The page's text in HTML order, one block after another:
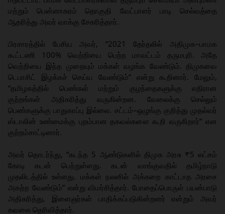
மற்றும் பென்னாகரம் தொகுதி வேட்பாளர் பாடி செல்வத்தை
ஆதரித்து அவர் வாக்கு சேகரித்தார்.
பிரசாரத்தில் பேசிய அவர், “2021 தேர்தலில் அதிமுக–பாமக
கூட்டணி 100% வெற்றியை பெற்ற மாவட்டம் தருமபுரி. அதே
வெற்றியை இந்த முறையும் மக்கள் வழங்க வேண்டும். திமுகவை
டெபாசிட் இழக்கச் செய்ய வேண்டும்” என்று கூறினார். மேலும்,
“தமிழகத்தில் பெண்கள் மற்றும் குழந்தைகளுக்கு எதிரான
குற்றங்கள் அதிகரித்து வருகின்றன. வேலைக்கு செல்லும்
பெண்களுக்கு பாதுகாப்பு இல்லை. சட்டம்–ஒழுங்கு குறித்து முதல்வர்
ஸ்டாலின் உண்மைக்கு புறம்பான தகவல்களை கூறி வருகிறார்” என
குற்றம்சாட்டினார்.
அவர் தொடர்ந்து, “கடந்த 5 ஆண்டுகளில் திமுக அரசு ₹5 லட்சம்
கோடி கடன் பெற்றுள்ளது. கடன் வாங்குவதில் தமிழ்நாடு
முதலிடத்தில் உள்ளது. மக்கள் நலனில் அக்கறை காட்டாத அரசை
அகற்ற வேண்டும்” என்று விமர்சித்தார். போதைப்பொருள் பயன்பாடு
அதிகரித்து, இளைஞர்கள் பாதிக்கப்படுகின்றனர் என்றும் அவர்
கவலை தெரிவித்தார்.